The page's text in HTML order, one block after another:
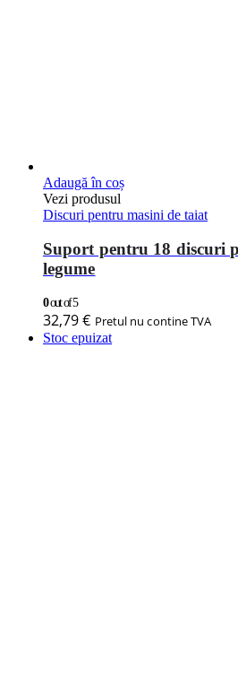
Adaugă în coș
Vezi produsul
Discuri pentru masini de taiat
Suport pentru 18 discuri
legume
0out of 5
32,79€ Pretul nu contine TVA
Stoc epuizat